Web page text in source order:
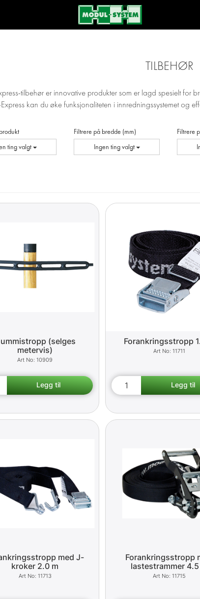
TILBEHØR
tilbehør er innovative produkter som er lagd spesielt for
kan du øke funksjonaliteten i innredningssystemet og
ting valgt
Filtrere på bredde (mm)
Ingen ting valgt
Filtrere
(selges
metervis)
10909
Forankringsstropp
11711
med J-
kroker 2.0 m
11713
Forankringsstropp
lastestrammer 4.5
11715